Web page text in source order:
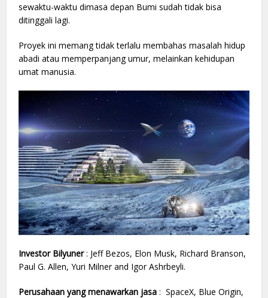
sewaktu-waktu dimasa depan Bumi sudah tidak bisa
ditinggali lagi.
Proyek ini memang tidak terlalu membahas masalah hidup
abadi atau memperpanjang umur, melainkan kehidupan
umat manusia.
Investor Bilyuner: Jeff Bezos, Elon Musk, Richard Branson,
Paul G. Allen, Yuri Milner and Igor Ashrbeyli.
Perusahaan yang menawarkan jasa : SpaceX, Blue Origin,